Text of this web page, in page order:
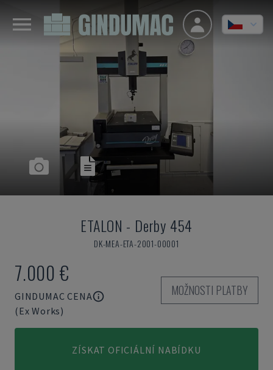
ETALON - Derby 454
DK-MEA-ETA-2001-00001
7.000 €
GINDUMAC CENA
(Ex Works)
MOŽNOSTI PLATBY
ZÍSKAT OFICIÁLNÍ NABÍDKU